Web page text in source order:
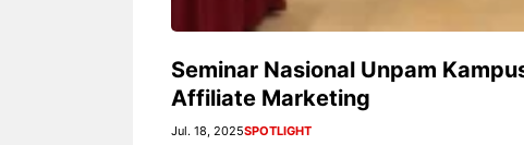
Seminar Nasional Unpam
Affiliate Marketing
Jul. 18, 2025SPOTLIGHT